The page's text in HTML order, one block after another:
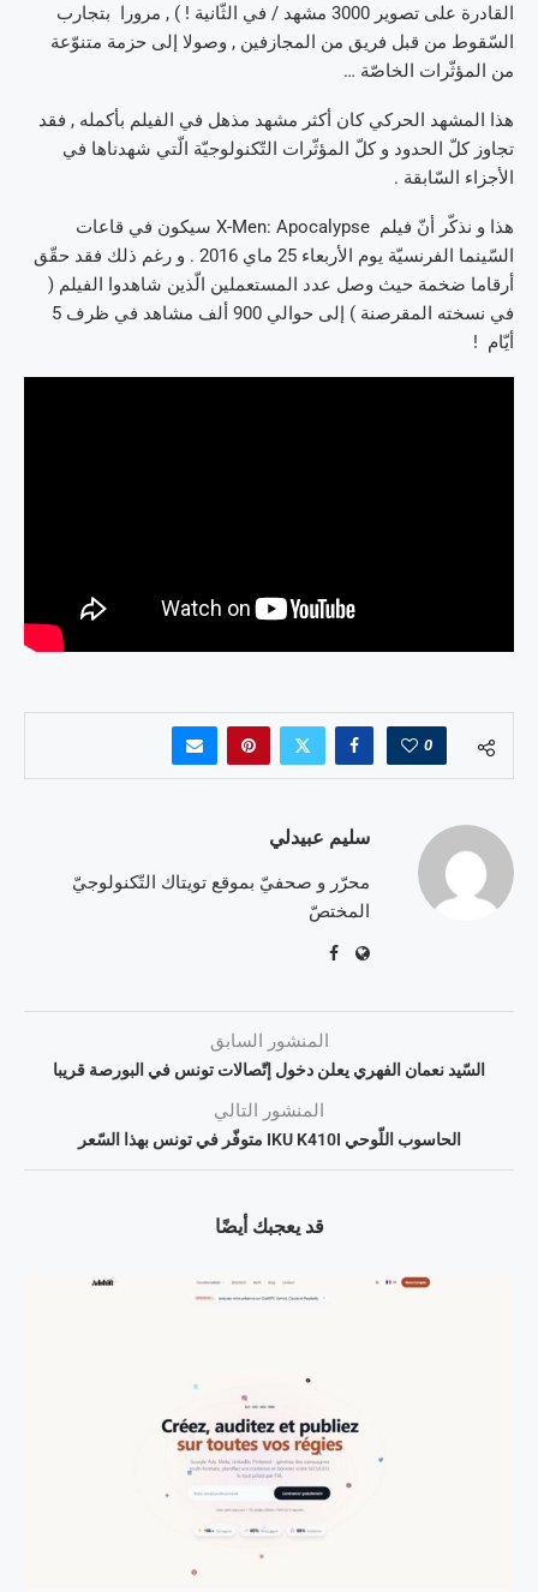
القادرة على تصوير 3000 مشهد / في الثّانية ! ) , مرورا بتجارب
السّقوط من قبل فريق من المجازفين , وصولا إلى حزمة متنوّعة
من المؤثّرات الخاصّة …
هذا المشهد الحركي كان أكثر مشهد مذهل في الفيلم بأكمله , فقد
تجاوز كلّ الحدود و كلّ المؤثّرات التّكنولوجيّة الّتي شهدناها في
الأجزاء السّابقة .
هذا و نذكّر أنّ فيلم X-Men: Apocalypse سيكون في قاعات
السّينما الفرنسيّة يوم الأربعاء 25 ماي 2016 . و رغم ذلك فقد حقّق
أرقاما ضخمة حيث وصل عدد المستعملين الّذين شاهدوا الفيلم (
في نسخته المقرصنة ) إلى حوالي 900 ألف مشاهد في ظرف 5
أيّام !
0
سليم عبيدلي
محرّر و صحفيّ بموقع تويتاك التّكنولوجيّ
المختصّ
المنشور السابق
السّيد نعمان الفهري يعلن دخول إتّصالات تونس في البورصة قريبا
المنشور التالي
الحاسوب اللّوحي IKU K410I متوفّر في تونس بهذا السّعر
قد يعجبك أيضًا